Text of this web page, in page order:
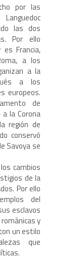
por las
las dos
Por ello
Francia,
a los
a la
a los
europeos.
de
la Corona
región de
conservó
Savoya se
cambios
de la
Por ello
del
esclavos
y
un estilo
que